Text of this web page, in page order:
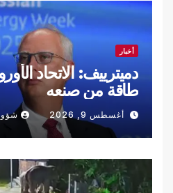
أخبار
دميترييف: الاتحاد
طاقة من صنعه
أغسطس 9, 2026